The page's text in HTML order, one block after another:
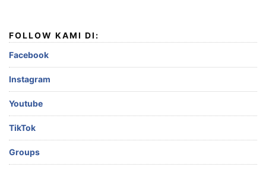
FOLLOW KAMI DI:
Facebook
Instagram
Youtube
TikTok
Groups